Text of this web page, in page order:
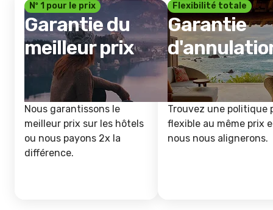
Nº 1 pour le prix
Garantie du
meilleur prix
Nous garantissons le
meilleur prix sur les hôtels
ou nous payons 2x la
différence.
Flexibilité totale
Garantie
Trouvez une politique
flexible au même prix
nous nous alignerons.